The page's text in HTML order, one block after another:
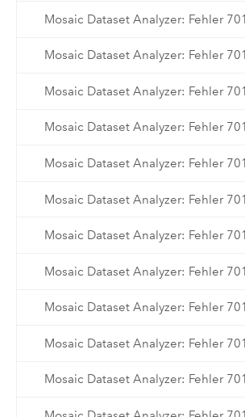
Mosaic Dataset Analyzer: Fehler
Mosaic Dataset Analyzer: Fehler
Mosaic Dataset Analyzer: Fehler
Mosaic Dataset Analyzer: Fehler
Mosaic Dataset Analyzer: Fehler
Mosaic Dataset Analyzer: Fehler
Mosaic Dataset Analyzer: Fehler
Mosaic Dataset Analyzer: Fehler
Mosaic Dataset Analyzer: Fehler
Mosaic Dataset Analyzer: Fehler
Mosaic Dataset Analyzer: Fehler